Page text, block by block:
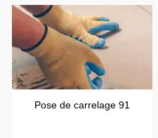
Pose de carrelage 91